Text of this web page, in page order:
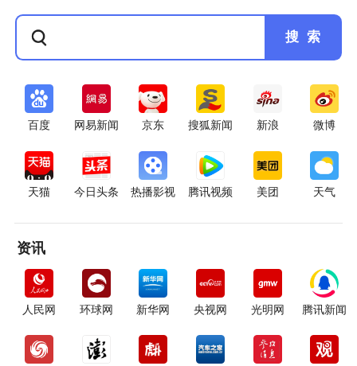
搜 索
百度 网易新闻 京东 搜狐新闻 新浪 微博
天猫 今日头条 热播影视 腾讯视频 美团 天气
资讯
人民网 环球网 新华网 央视网 光明网 腾讯新闻